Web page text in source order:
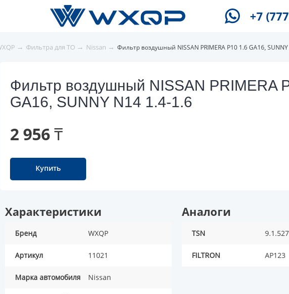
+7
→ Фильтра для ТО → Nissan → Фильтр воздушный NISSAN PRIMERA P10 1.6 GA16,
Фильтр воздушный NISSAN PRIMERA
GA16, SUNNY N14 1.4-1.6
2 956 ₸
Купить
Характеристики
Бренд WXQP
Артикул 11021
Марка автомобиля Nissan
Аналоги
TSN 9.1.527
FILTRON AP123